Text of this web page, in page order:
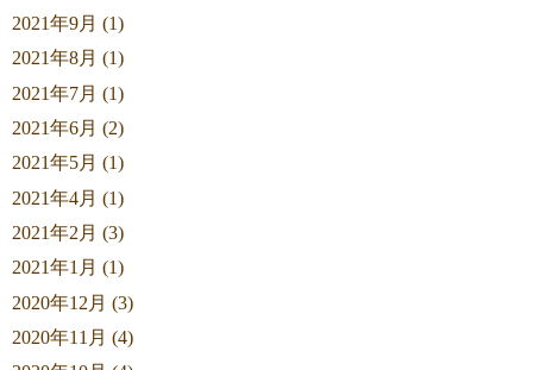
2021年9月 (1)
2021年8月 (1)
2021年7月 (1)
2021年6月 (2)
2021年5月 (1)
2021年4月 (1)
2021年2月 (3)
2021年1月 (1)
2020年12月 (3)
2020年11月 (4)